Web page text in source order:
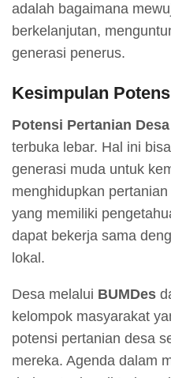
adalah bagaimana
berkelanjutan,
generasi penerus.
Kesimpulan
Potensi Pertanian
terbuka lebar. Hal ini
generasi muda untuk
menghidupkan
yang memiliki
dapat bekerja sama
lokal.
Desa melalui BUMDes
kelompok masyarakat
potensi pertanian desa
mereka. Agenda dalam